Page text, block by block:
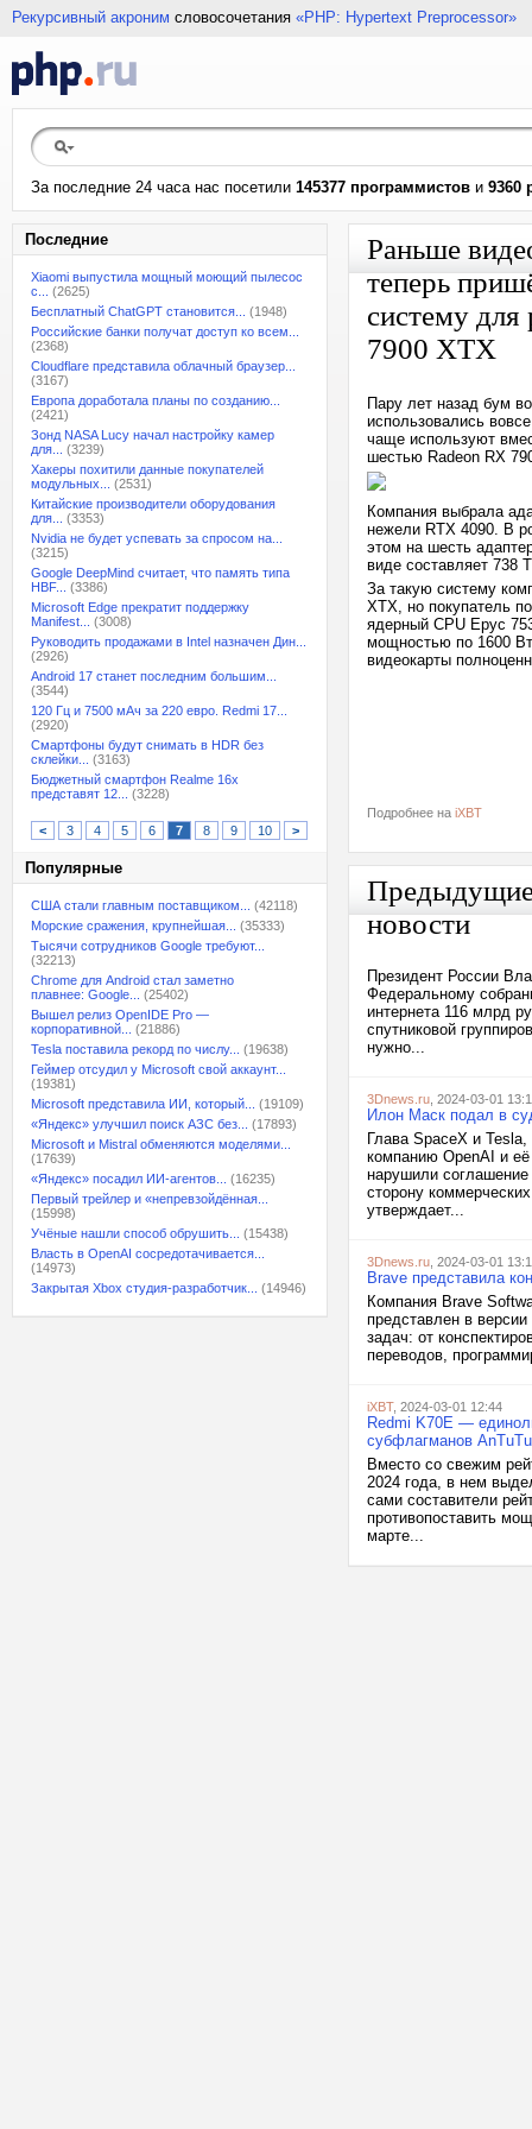
Рекурсивный акроним словосочетания «PHP: Hypertext Preprocessor»
За последние 24 часа нас посетили 145377 программистов и 9360
Последние
Xiaomi выпустила мощный моющий пылесос
с...
(2625)
Бесплатный ChatGPT становится...
(1948)
Российские банки получат доступ ко всем...
(2368)
Cloudflare представила облачный браузер...
(3167)
Европа доработала планы по созданию...
(2421)
Зонд NASA Lucy начал настройку камер
для...
(3239)
Хакеры похитили данные покупателей
модульных...
(2531)
Китайские производители оборудования
для...
(3353)
Nvidia не будет успевать за спросом на...
(3215)
Google DeepMind считает, что память типа
HBF...
(3386)
Microsoft Edge прекратит поддержку
Manifest...
(3008)
Руководить продажами в Intel назначен Дин...
(2926)
Android 17 станет последним большим...
(3544)
120 Гц и 7500 мАч за 220 евро. Redmi 17...
(2920)
Смартфоны будут снимать в HDR без
склейки...
(3163)
Бюджетный смартфон Realme 16x
представят 12...
(3228)
< 3 4 5 6 7 8 9 10 >
Популярные
США стали главным поставщиком...
(42118)
Морские сражения, крупнейшая...
(35333)
Тысячи сотрудников Google требуют...
(32213)
Chrome для Android стал заметно
плавнее: Google...
(25402)
Вышел релиз OpenIDE Pro —
корпоративной...
(21886)
Tesla поставила рекорд по числу...
(19638)
Геймер отсудил у Microsoft свой аккаунт...
(19381)
Microsoft представила ИИ, который...
(19109)
«Яндекс» улучшил поиск АЗС без...
(17893)
Microsoft и Mistral обменяются моделями...
(17639)
«Яндекс» посадил ИИ-агентов...
(16235)
Первый трейлер и «непревзойдённая...
(15998)
Учёные нашли способ обрушить...
(15438)
Власть в OpenAI сосредотачивается...
(14973)
Закрытая Xbox студия-разработчик...
(14946)
Раньше
теперь
систему
7900 XTX
Пару лет назад бум
использовались
чаще используют
шестью Radeon RX
Компания выбрала
нежели RTX 4090. В
этом на шесть
виде составляет 738
За такую систему
XTX, но покупатель
ядерный CPU Epyc
мощностью по 1600
видеокарты
Подробнее на iXBT
новости
Президент России
Федеральному
интернета 116 млрд
спутниковой
нужно...
3Dnews.ru , 2024-03-01
Илон Маск подал в
Глава SpaceX и
компанию OpenAI и
нарушили соглашение
сторону
утверждает...
3Dnews.ru , 2024-03-01
Brave представила
Компания Brave
представлен в
задач: от
переводов,
iXBT, 2024-03-01 12:44
Redmi K70E —
субфлагманов AnTuTu
Вместо со свежим
2024 года, в нем
сами составители
противопоставить
марте...